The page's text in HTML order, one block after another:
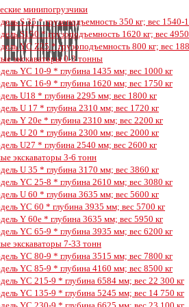
минипогрузчики
S 35 * грузоподъемность 350 кг; вес 1540-
S150 * грузоподъемность 1620 кг; вес
YC Z25 * грузоподъемность 800 кг; вес
экскаваторы 0-3 тонны
YC 10-9 * глубина 1435 мм; вес 1000 кг
YC 16-9 * глубина 1620 мм; вес 1750 кг
U18 * глубина 2295 мм; вес 1800 кг
U 17 * глубина 2310 мм; вес 1720 кг
Y 20e * глубина 2310 мм; вес 2200 кг
U 20 * глубина 2300 мм; вес 2000 кг
U27 * глубина 2540 мм; вес 2600 кг
экскаваторы 3-6 тонн
U 35 * глубина 3170 мм; вес 3860 кг
YC 25-8 * глубина 2610 мм; вес 3080 кг
U 60 * глубина 3635 мм; вес 5600 кг
YC 60 * глубина 3935 мм; вес 5700 кг
Y 60e * глубина 3635 мм; вес 5950 кг
YC 65-9 * глубина 3935 мм; вес 6200 кг
экскаваторы 7-33 тонн
YC 80-9 * глубина 3515 мм; вес 7800 кг
YC 85-9 * глубина 4160 мм; вес 8500 кг
YC 215-9 * глубина 6584 мм; вес 22 300 кг
YC 135-9 * глубина 5245 мм; вес 14 750 кг